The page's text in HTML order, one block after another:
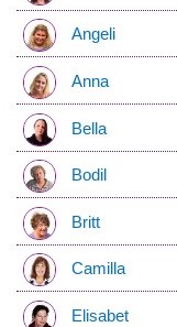
Angeli
Anna
Bella
Bodil
Britt
Camilla
Elisabet